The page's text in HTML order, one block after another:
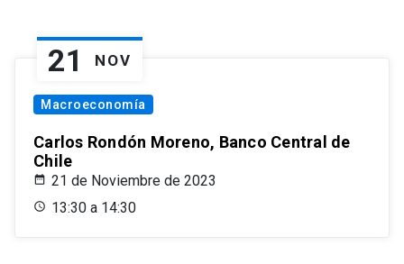
21 NOV
Macroeconomía
Carlos Rondón Moreno, Banco Central de
Chile
21 de Noviembre de 2023
13:30 a 14:30